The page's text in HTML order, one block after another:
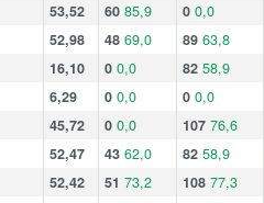
53,52 60 85,9 0 0,0
52,98 48 69,0 89 63,8
16,10 0 0,0 82 58,9
6,29 0 0,0 0 0,0
45,72 0 0,0 107 76,6
52,47 43 62,0 82 58,9
52,42 51 73,2 108 77,3